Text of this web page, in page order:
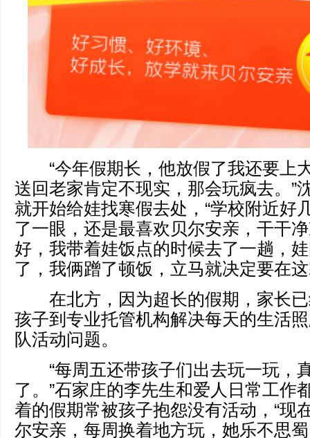
“今年假期长，他放假了我还要上
送回老家肯定不现实，那会玩疯去。”
就开始给娃找寒假去处，“学校附近好
了一眼，还是最喜欢贝尔安亲，干干
好，我带着娃饭点的时候去了一趟，
了，我俩蹭了顿饭，立马就决定要在
在北方，因为超长的假期，家长已
孩子到专业托管机构解决每天的生活
队活动问题。
“每周五还带孩子们出去玩一玩，
了。”石家庄的李先生和爱人日常工作
着的假期常被孩子抱怨没有活动，“现
尔安亲，每周换着地方玩，她乐不思